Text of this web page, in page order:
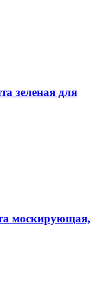
зеленая для
москирующая,